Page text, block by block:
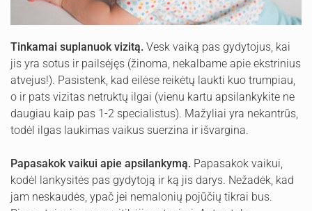
Tinkamai suplanuok vizitą. Vesk vaiką pas gydytojus, kai
jis yra sotus ir pailsėjęs (žinoma, nekalbame apie ekstrinius
atvejus!). Pasistenk, kad eilėse reikėtų laukti kuo trumpiau,
o ir pats vizitas netruktų ilgai (vienu kartu apsilankykite ne
daugiau kaip pas 1-2 specialistus). Mažyliai yra nekantrūs,
todėl ilgas laukimas vaikus suerzina ir išvargina.
Papasakok vaikui apie apsilankymą. Papasakok vaikui,
kodėl lankysitės pas gydytoją ir ką jis darys. Nežadėk, kad
jam neskaudės, ypač jei nemalonių pojūčių tikrai bus.